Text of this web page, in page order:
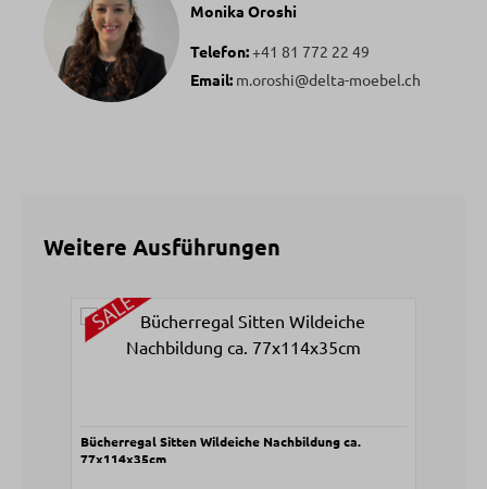
Monika Oroshi
Telefon:+41 81 772 22 49
Email: m.oroshi@delta-moebel.ch
Weitere Ausführungen
Produktgalerie überspringen
Bücherregal Sitten Wildeiche Nachbildung ca.
77x114x35cm